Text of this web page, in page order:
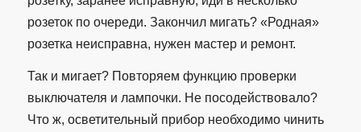
розеток по очереди. Закончил мигать? «Родная»
розетка неисправна, нужен мастер и ремонт.
Так и мигает? Повторяем функцию проверки
выключателя и лампочки. Не посодействовало?
Что ж, осветительный прибор необходимо чинить